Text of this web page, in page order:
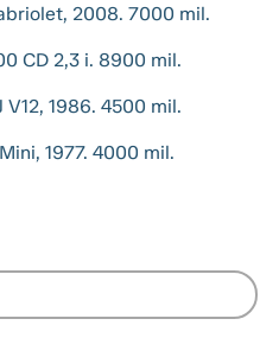
2008. 7000 mil.
CD 2,3 i. 8900 mil.
V12, 1986. 4500 mil.
1977. 4000 mil.